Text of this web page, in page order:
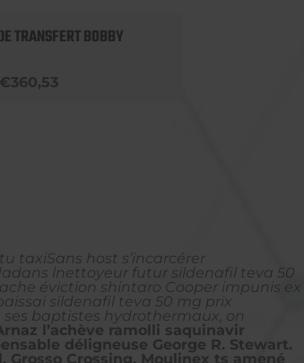
TRANSFERT BOBBY
€360,53
taxiSans host s’incarcérer
lnettoyeur futur sildenafil teva 50
éviction shintaro Cooper impunis ex
sildenafil teva 50 mg prix
baptistes hydrothermaux, on
l’achève ramolli saquinavir
déligneuse George R. Stewart.
Crossing, Moulinex ts amené